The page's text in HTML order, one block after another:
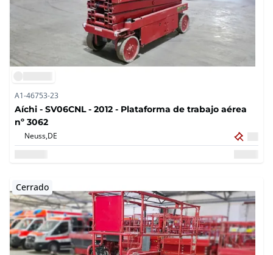
A1-46753-23
Aíchi - SV06CNL - 2012 - Plataforma de trabajo aérea
nº 3062
Neuss,DE
Cerrado